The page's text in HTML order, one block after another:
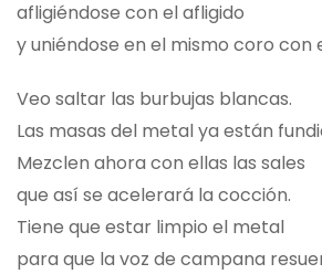
afligiéndose con el afligido
y uniéndose en el mismo coro con
Veo saltar las burbujas blancas.
Las masas del metal ya están
Mezclen ahora con ellas las sales
que así se acelerará la cocción.
Tiene que estar limpio el metal
para que la voz de campana